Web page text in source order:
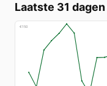
Laatste 31 dagen
€150